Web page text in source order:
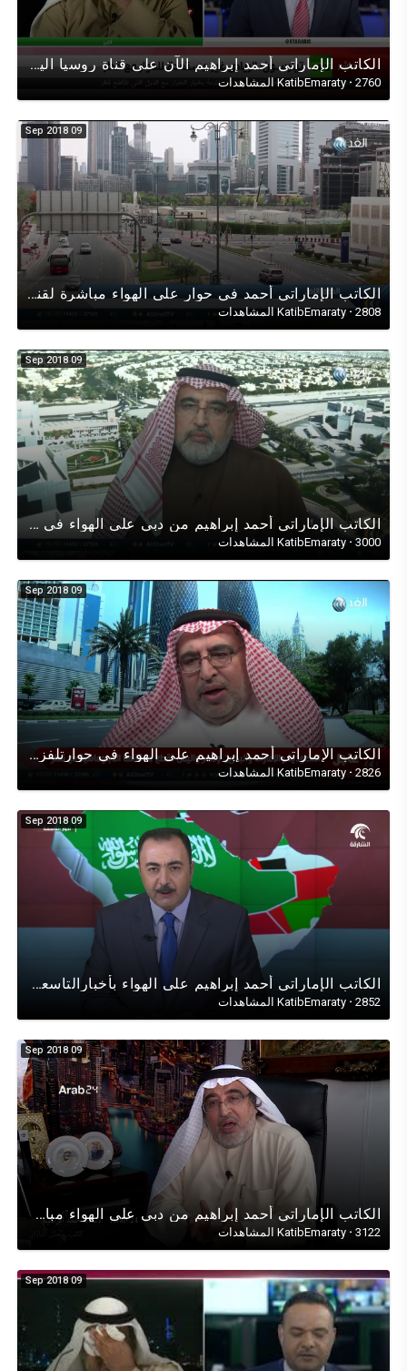
الكاتب الإماراتي أحمد إبراهيم الآن على قناة روسيا اليوم حول زيارة ريكس تليرسون للمنطقة (قطروالخليج)
KatibEmaraty · 2760 المشاهدات
09 Sep 2018
الكاتب الإماراتي أحمد في حوار على الهواء مباشرة لقناة (الغد العربي) عن القرار الإمارات الإنساني
KatibEmaraty·2808 المشاهدات
09 Sep 2018
الكاتب الإماراتي أحمد إبراهيم من دبي على الهواء في حوارعن يوم العمل الخيري العالمي World Charity DAY
KatibEmaraty · 3000 المشاهدات
09 Sep 2018
الكاتب اﻹماراتي أحمد إبراهيم على الهواء في حوارتلفزيوني مع قناة(الغد)حول العلاقات الخليجية (القطرية)
KatibEmaraty · 2826 المشاهدات
09 Sep 2018
الكاتب الإماراتي أحمد إبراهيم على الهواء بأخبارالتاسعة تلفزيون الشارقة (الملف القطري والحل الاقليمي)
KatibEmaraty · 2852 المشاهدات
09 Sep 2018
الكاتب الإماراتي أحمد إبراهيم من دبي على الهواء مباشرة لقناة (ARAB 24)
KatibEmaraty · 3122 المشاهدات
09 Sep 2018